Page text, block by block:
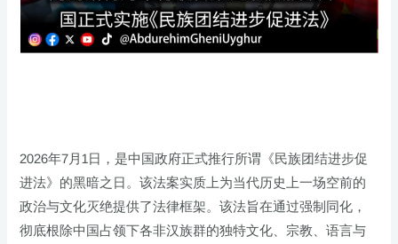
2026年7月1日，是中国政府正式推行所谓《民族团结进步促
进法》的黑暗之日。该法案实质上为当代历史上一场空前的
政治与文化灭绝提供了法律框架。该法旨在通过强制同化，
彻底根除中国占领下各非汉族群的独特文化、宗教、语言与